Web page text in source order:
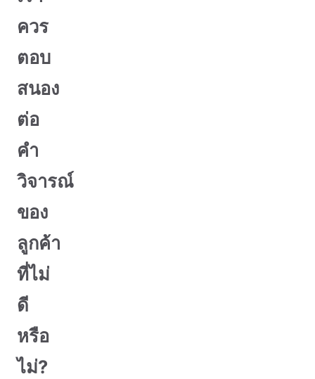
ควร
ตอบ
สนอง
ต่อ
คำ
วิจารณ์
ของ
ลูกค้า
ที่ไม่
ดี
หรือ
ไม่?